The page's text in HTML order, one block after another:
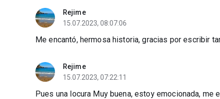
Rejime
15.07.2023, 08:07:06
Me encantó, hermosa historia, gracias por escribir
Rejime
15.07.2023, 07:22:11
Pues una locura Muy buena, estoy emocionada, me